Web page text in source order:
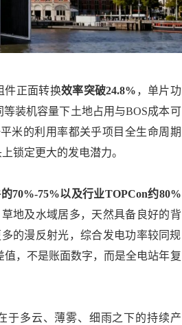
件正面转换效率突破24.8% ，单片功
装机容量下土地占用与BOS成本可
米的利用率都关乎项目全生命周期
锁定更大的发电潜力。
70%-75%以及行业TOPCon约80%
地及水域居多，天然具备良好的背
的漫反射光，综合发电功率较同规
值，不是账面数字，而是全电站年复
于多云、薄雾、细雨之下的持续产